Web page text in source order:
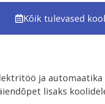
Kõik tulevased
ja
lisaks